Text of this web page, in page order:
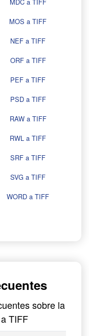
MDC a TIFF
MOS a TIFF
NEF a TIFF
ORF a TIFF
PEF a TIFF
PSD a TIFF
RAW a TIFF
RWL a TIFF
SRF a TIFF
SVG a TIFF
WORD a TIFF
sobre la
TIFF